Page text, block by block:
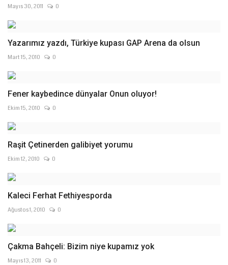
Mayıs 30, 2011 0
Yazarımız yazdı, Türkiye kupası GAP Arena da olsun
Mart 15, 2010 0
Fener kaybedince dünyalar Onun oluyor!
Ekim 15, 2010 0
Raşit Çetinerden galibiyet yorumu
Ekim 12, 2010 0
Kaleci Ferhat Fethiyesporda
Ağustos 1, 2010 0
Çakma Bahçeli: Bizim niye kupamız yok
Mayıs 13, 2011 0